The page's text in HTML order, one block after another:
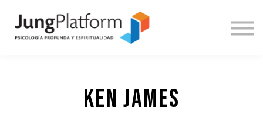
DOCENTES
INICIAR SESIÓN
ken james